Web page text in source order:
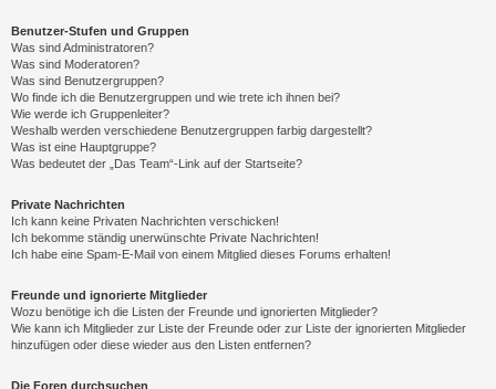
Benutzer-Stufen und Gruppen
Was sind Administratoren?
Was sind Moderatoren?
Was sind Benutzergruppen?
Wo finde ich die Benutzergruppen und wie trete ich ihnen bei?
Wie werde ich Gruppenleiter?
Weshalb werden verschiedene Benutzergruppen farbig dargestellt?
Was ist eine Hauptgruppe?
Was bedeutet der „Das Team“-Link auf der Startseite?
Private Nachrichten
Ich kann keine Privaten Nachrichten verschicken!
Ich bekomme ständig unerwünschte Private Nachrichten!
Ich habe eine Spam-E-Mail von einem Mitglied dieses Forums erhalten!
Freunde und ignorierte Mitglieder
Wozu benötige ich die Listen der Freunde und ignorierten Mitglieder?
Wie kann ich Mitglieder zur Liste der Freunde oder zur Liste der ignorierten Mitglieder
hinzufügen oder diese wieder aus den Listen entfernen?
Die Foren durchsuchen